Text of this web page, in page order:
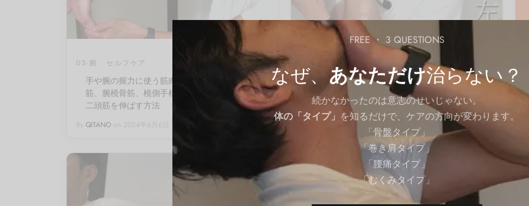
FREE ・ 3 QUESTIONS
なぜ、あなただけ治らない？
続かなかったのは意志のせいじゃない。
体の「タイプ」 を知るだけで、ケアの方向が変わります。
「骨盤タイプ」
「巻き肩タイプ」
「腰痛タイプ」
「むくみタイプ」
03-腕 セルフケア
手や腕の握力に使う筋肉をストレッチ｜上腕
筋、腕橈骨筋、橈側手根屈筋、手掌腱膜、上腕
二頭筋を伸ばす方法
QITANO
セルフケア
手首・腕を柔らかくするストレッチ｜上腕筋、
腕橈骨筋、橈側手根屈筋、手掌腱膜を伸ばす方
法
By on 2024年6月6日